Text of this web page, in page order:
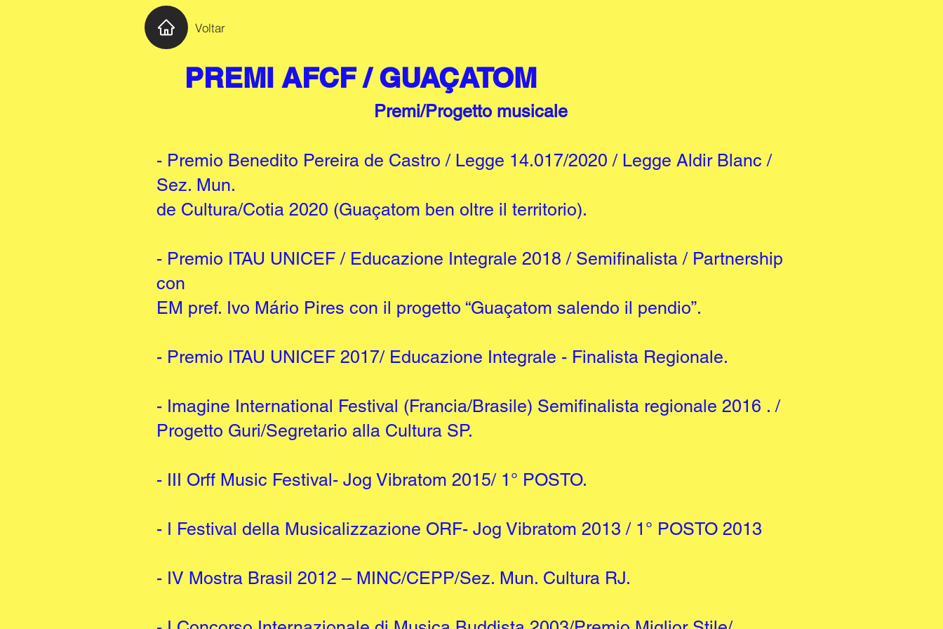
Voltar
PREMI AFCF / GUAÇATOM
Premi/Progetto musicale
- Premio Benedito Pereira de Castro / Legge 14.017/2020 / Legge Aldir Blanc /
Sez. Mun.
de Cultura/Cotia 2020 (Guaçatom ben oltre il territorio).
- Premio ITAU UNICEF / Educazione Integrale 2018 / Semifinalista / Partnership
con
EM pref. Ivo Mário Pires con il progetto “Guaçatom salendo il pendio”.
- Premio ITAU UNICEF 2017/ Educazione Integrale - Finalista Regionale.
- Imagine International Festival (Francia/Brasile) Semifinalista regionale 2016 . /
Progetto Guri/Segretario alla Cultura SP.
- III Orff Music Festival- Jog Vibratom 2015/ 1° POSTO.
- I Festival della Musicalizzazione ORF- Jog Vibratom 2013 / 1° POSTO 2013
- IV Mostra Brasil 2012 – MINC/CEPP/Sez. Mun. Cultura RJ.